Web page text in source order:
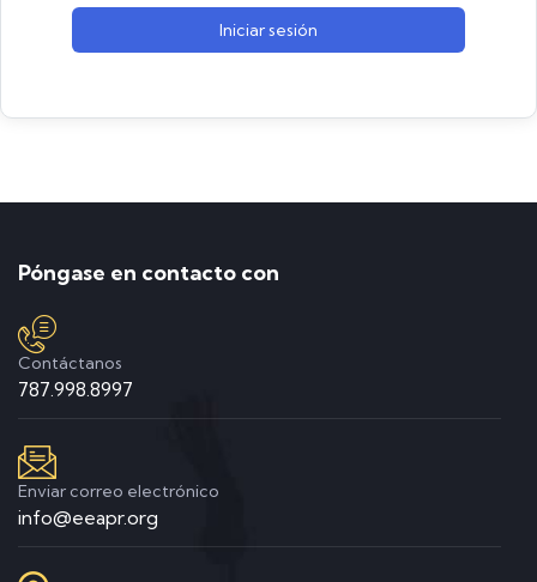
Iniciar sesión
Póngase en contacto con
Contáctanos
787.998.8997
Enviar correo electrónico
info@eeapr.org